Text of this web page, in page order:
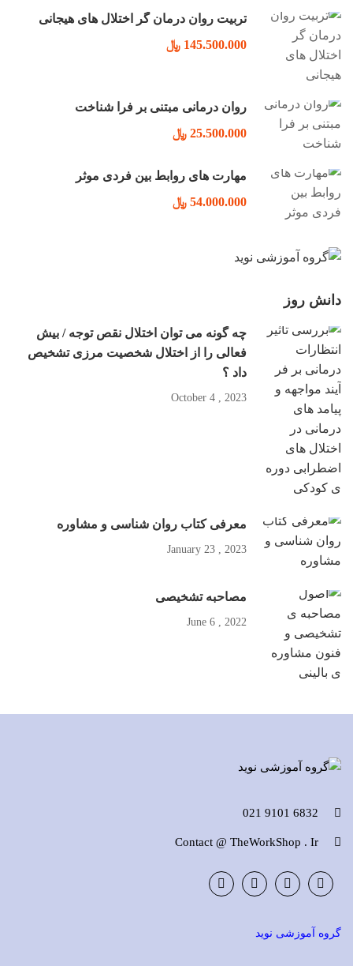
تربیت روان درمان گر اختلال های هیجانی
145.500.000 ﷼
روان درمانی مبتنی بر فرا شناخت
25.500.000 ﷼
مهارت های روابط بین فردی موثر
54.000.000 ﷼
دانش روز
چه گونه می توان اختلال نقص توجه / بیش
فعالی را از اختلال شخصیت مرزی تشخیص
داد ؟
2023 , October 4
معرفی کتاب روان شناسی و مشاوره
2023 , January 23
مصاحبه تشخیصی
2022 , June 6
6832 9101 021
Contact @ TheWorkShop . Ir
Plus
گروه آموزشی نوید